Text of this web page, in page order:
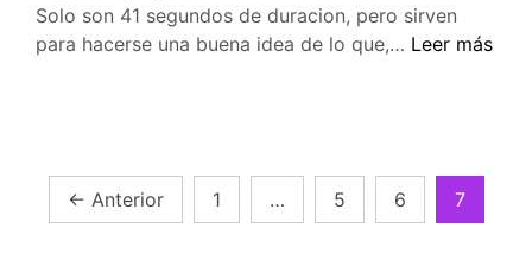
Solo son 41 segundos de duracion, pero sirven
para hacerse una buena idea de lo que,… Animacion:
Leer más
Navegación
← Anterior 1 … 5 6 7